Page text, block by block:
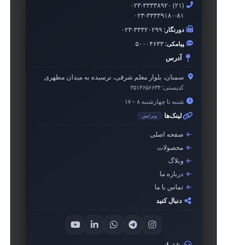
۰۲۳-۳۳۳۳۸۹۲۰ (۲۱)
۰۲۳-۳۳۳۳۹۱۸۰-۸۱
دورنگار:۰۲۳-۳۳۳۲۰۲۹۹
پیامکی:۵۰۰۰۴۶۳۳
آدرس
سمنان، بلوار معلم شرقی، نرسیده به میدان مطهری
کدپستی: ۳۵۱۴۶۵۶۶۳۴
شنبه تا چهارشنبه ۸ – ۱۷
لینک‌ها ویرایش
صفحه اصلی
محصولات
وبلاگ
درباره ما
تماس با ما
دنبال کنید